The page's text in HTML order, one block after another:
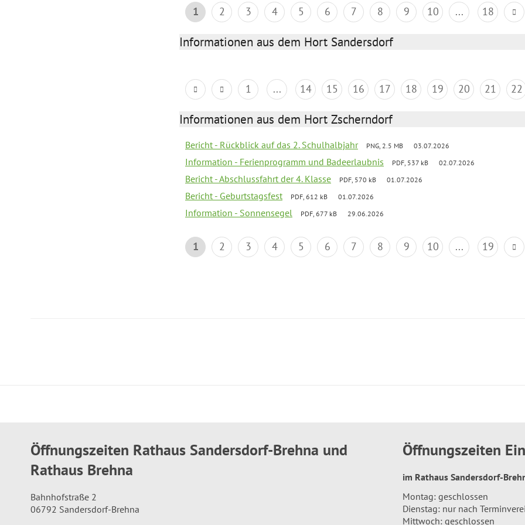
1 2 3 4 5 6 7 8 9 10 ... 18
Informationen aus dem Hort Sandersdorf
1 ... 14 15 16 17 18 19 20 21 22
Informationen aus dem Hort Zscherndorf
Bericht - Rückblick auf das 2. Schulhalbjahr PNG, 2.5 MB 03.07.2026
Information - Ferienprogramm und Badeerlaubnis PDF, 537 kB 02.07.2026
Bericht - Abschlussfahrt der 4. Klasse PDF, 570 kB 01.07.2026
Bericht - Geburtstagsfest PDF, 612 kB 01.07.2026
Information - Sonnensegel PDF, 677 kB 29.06.2026
1 2 3 4 5 6 7 8 9 10 ... 19
Öffnungszeiten Rathaus Sandersdorf-Brehna und
Rathaus Brehna
Bahnhofstraße 2
06792 Sandersdorf-Brehna
Öffnungszeiten
im Rathaus Sandersdorf-
Montag: geschlossen
Dienstag: nur nach
Mittwoch: geschlossen